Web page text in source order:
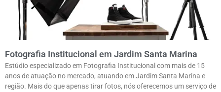
Fotografia Institucional em Jardim Santa Marina
Estúdio especializado em Fotografia Institucional com mais de 15
anos de atuação no mercado, atuando em Jardim Santa Marina e
região. Mais do que apenas tirar fotos, nós oferecemos um serviço de